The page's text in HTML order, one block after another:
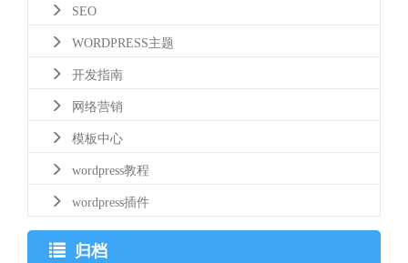
SEO
WORDPRESS主题
开发指南
网络营销
模板中心
wordpress教程
wordpress插件
归档